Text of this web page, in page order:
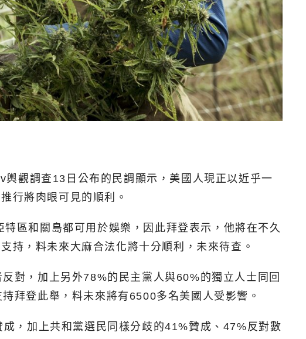
觀調查13日公布的民調顯示，美國人現正以近乎一
行將肉眼可見的順利。
區和關島都可用於娛樂，因此拜登表示，他將在不久
持，料未來大麻合法化將十分順利，未來待查。
對，加上另外78%的民主黨人與60%的獨立人士同回
拜登此舉，料未來將有6500多名美國人受影響。
，加上共和黨選民同樣分歧的41%贊成、47%反對數